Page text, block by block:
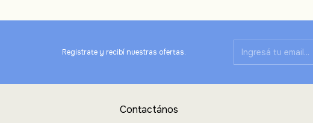
Registrate y recibí nuestras ofertas.
Contactános